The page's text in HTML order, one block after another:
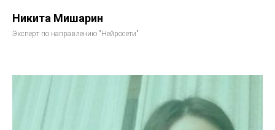
Никита Мишарин
Эксперт по направлению "Нейросети"